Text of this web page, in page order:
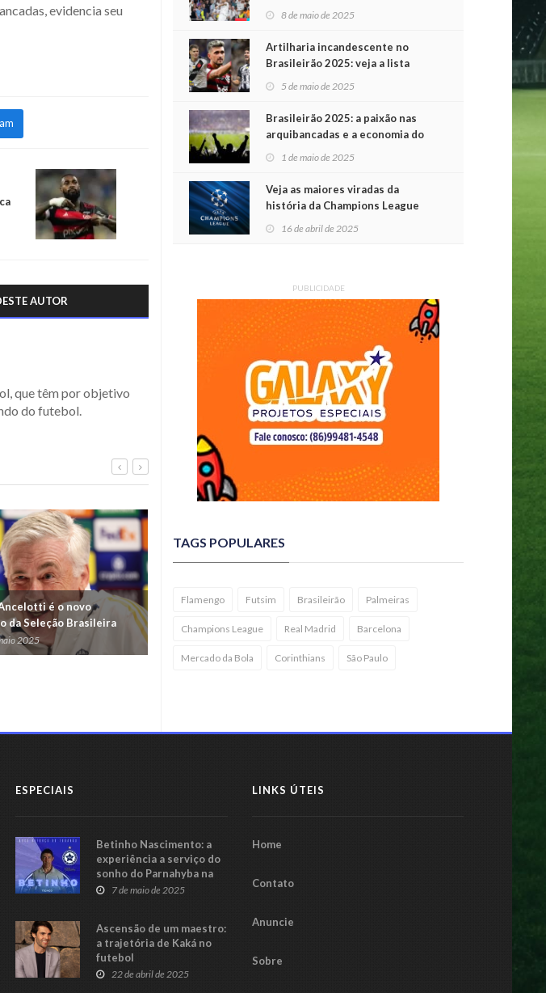
evidencia seu
AUTOR
que têm por objetivo
do futebol.
é o novo
da Seleção Brasileira
2025
Fluminense terá Thiago Silva
para jogão com a Aparecidense
8 de maio de 2025
Artilharia incandescente no
Brasileirão 2025: veja a lista
atualizada
5 de maio de 2025
Brasileirão 2025: a paixão nas
arquibancadas e a economia do
futebol na primeira rodada
1 de maio de 2025
Veja as maiores viradas da
história da Champions League
16 de abril de 2025
PUBLICIDADE
TAGS POPULARES
Flamengo Futsim Brasileirão Palmeiras
Champions League Real Madrid Barcelona
Mercado da Bola Corinthians São Paulo
ESPECIAIS
Betinho Nascimento: a
experiência a serviço do
sonho do Parnahyba na
Série C
7 de maio de 2025
Ascensão de um maestro:
a trajetória de Kaká no
futebol
22 de abril de 2025
LINKS ÚTEIS
Home
Contato
Anuncie
Sobre